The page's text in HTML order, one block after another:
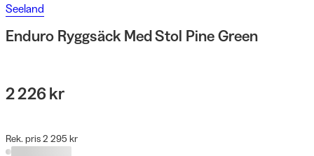
Seeland
Enduro Ryggsäck Med Stol Pine Green
2 226 kr
Rek. pris 2 295 kr